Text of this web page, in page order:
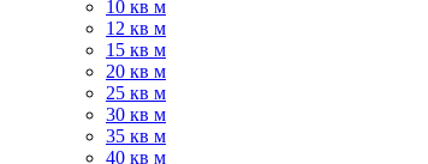
10 кв м
12 кв м
15 кв м
20 кв м
25 кв м
30 кв м
35 кв м
40 кв м